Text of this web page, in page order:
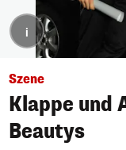
i
Szene
Klappe und
Beautys